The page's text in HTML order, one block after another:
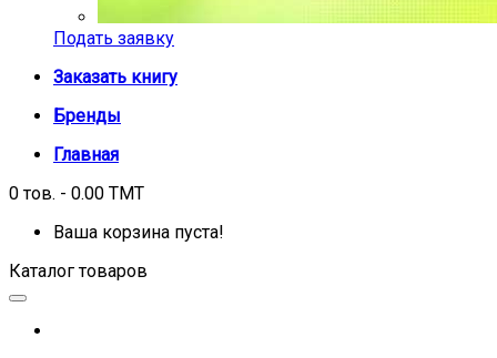
Подать заявку
Заказать книгу
Бренды
Главная
0 тов. - 0.00 TMT
Ваша корзина пуста!
Каталог товаров